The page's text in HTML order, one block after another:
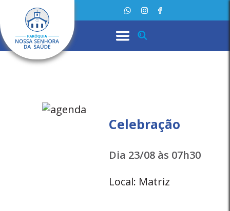
Celebração
Dia 23/08 às 07h30
Local: Matriz